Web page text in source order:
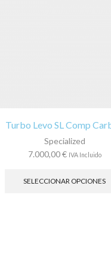
Turbo Levo SL Comp
Specialized
7.000,00€ IVA Incluido
SELECCIONAR OPCIONES